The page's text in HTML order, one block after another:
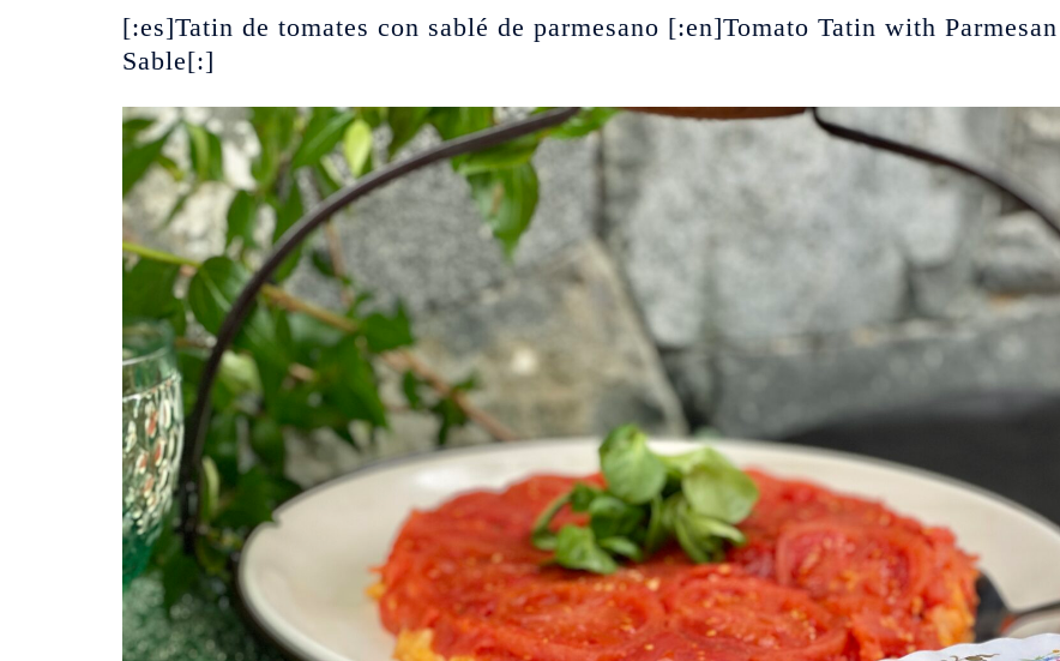
[:es]Tatin de tomates con sablé de parmesano [:en]Tomato Tatin with Parmesan
Sable[:]